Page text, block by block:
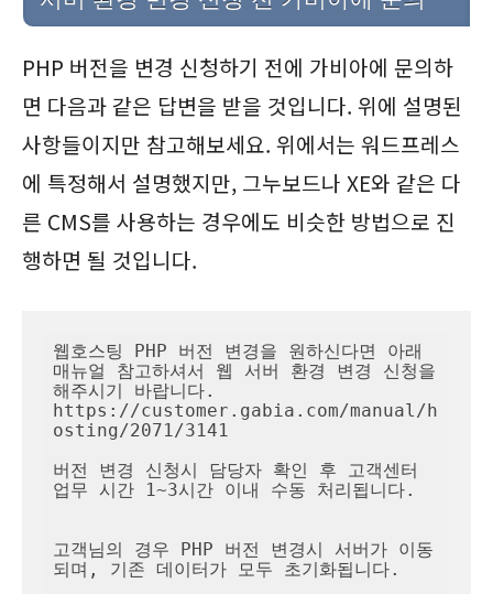
PHP 버전을 변경 신청하기 전에 가비아에 문의하
면 다음과 같은 답변을 받을 것입니다. 위에 설명된
사항들이지만 참고해보세요. 위에서는 워드프레스
에 특정해서 설명했지만, 그누보드나 XE와 같은 다
른 CMS를 사용하는 경우에도 비슷한 방법으로 진
행하면 될 것입니다.
웹호스팅 PHP 버전 변경을 원하신다면 아래
매뉴얼 참고하셔서 웹 서버 환경 변경 신청을
해주시기 바랍니다.
https://customer.gabia.com/manual/h
osting/2071/3141
버전 변경 신청시 담당자 확인 후 고객센터
업무 시간 1~3시간 이내 수동 처리됩니다.
고객님의 경우 PHP 버전 변경시 서버가 이동
되며, 기존 데이터가 모두 초기화됩니다.